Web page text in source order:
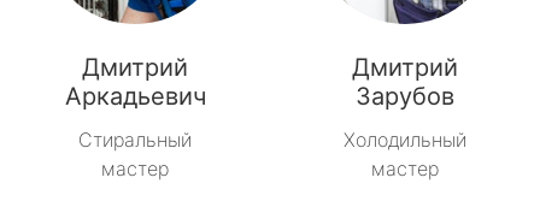
Дмитрий
Аркадьевич
Стиральный
мастер
Дмитрий
Зарубов
Холодильный
мастер